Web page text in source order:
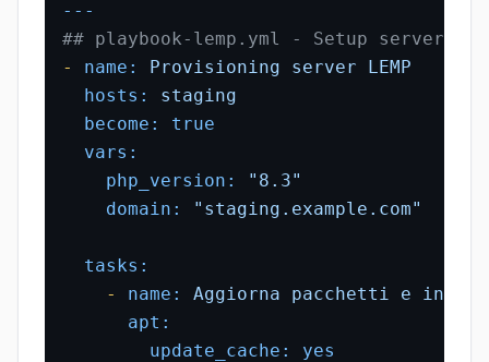
---
## playbook-lemp.yml - Setup server
-
name: Provisioning server
LEMP
hosts:
staging
become:
true
vars:
php_version:
"8.3"
domain:
"staging.example.com"
tasks:
-
name: Aggiorna pacchetti e
apt:
update_cache:
yes